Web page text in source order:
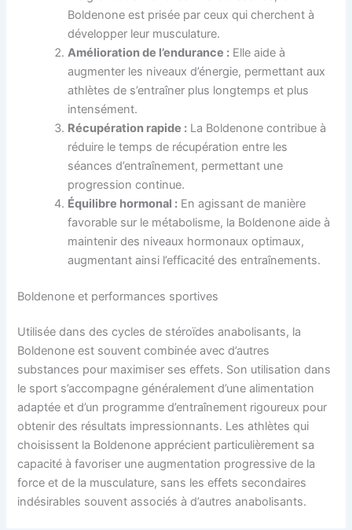
Boldenone est prisée par ceux qui cherchent à
développer leur musculature.
Amélioration de l’endurance : Elle aide à
augmenter les niveaux d’énergie, permettant aux
athlètes de s’entraîner plus longtemps et plus
intensément.
Récupération rapide : La Boldenone contribue à
réduire le temps de récupération entre les
séances d’entraînement, permettant une
progression continue.
Équilibre hormonal : En agissant de manière
favorable sur le métabolisme, la Boldenone aide à
maintenir des niveaux hormonaux optimaux,
augmentant ainsi l’efficacité des entraînements.
Boldenone et performances sportives
Utilisée dans des cycles de stéroïdes anabolisants, la
Boldenone est souvent combinée avec d’autres
substances pour maximiser ses effets. Son utilisation dans
le sport s’accompagne généralement d’une alimentation
adaptée et d’un programme d’entraînement rigoureux pour
obtenir des résultats impressionnants. Les athlètes qui
choisissent la Boldenone apprécient particulièrement sa
capacité à favoriser une augmentation progressive de la
force et de la musculature, sans les effets secondaires
indésirables souvent associés à d’autres anabolisants.